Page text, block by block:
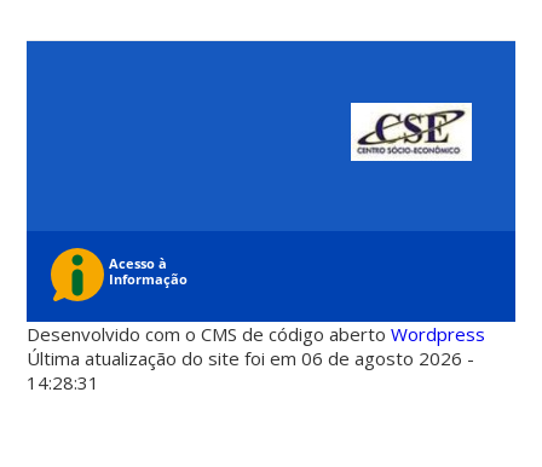
Desenvolvido com o CMS de código abertoWordpress
Última atualização do site foi em 06 de agosto 2026 -
14:28:31